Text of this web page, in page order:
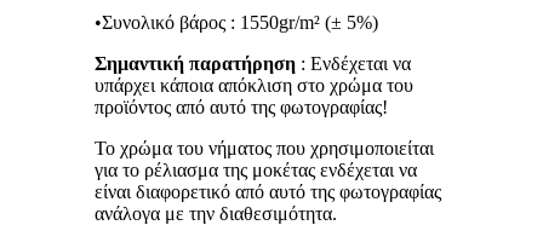
•Συνολικό βάρος : 1550gr/m² (± 5%)
Σημαντική παρατήρηση: Ενδέχεται να
υπάρχει κάποια απόκλιση στο χρώμα του
προϊόντος από αυτό της φωτογραφίας!
Το χρώμα του νήματος που χρησιμοποιείται
για το ρέλιασμα της μοκέτας ενδέχεται να
είναι διαφορετικό από αυτό της φωτογραφίας
ανάλογα με την διαθεσιμότητα.